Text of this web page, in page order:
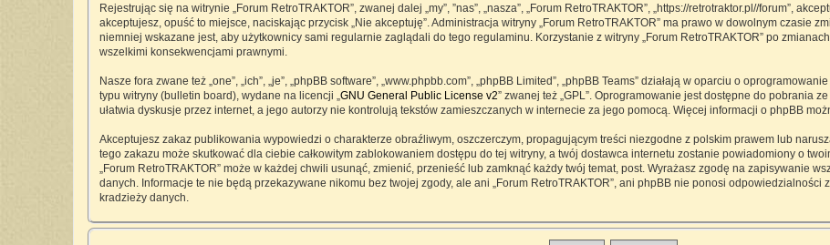
Rejestrując się na witrynie „Forum RetroTRAKTOR”, zwanej dalej „my”, ”nas”, „nasza”, „Forum RetroTRAKTOR”, „https://retrotraktor.pl//forum”,
akceptujesz, opuść to miejsce, naciskając przycisk „Nie akceptuję”. Administracja witryny „Forum RetroTRAKTOR” ma prawo w dowolnym czasie
niemniej wskazane jest, aby użytkownicy sami regularnie zaglądali do tego regulaminu. Korzystanie z witryny „Forum RetroTRAKTOR” po
wszelkimi konsekwencjami prawnymi.
Nasze fora zwane też „one”, „ich”, „je”, „phpBB software”, „www.phpbb.com”, „phpBB Limited”, „phpBB Teams” działają w oparciu o
typu witryny (bulletin board), wydane na licencji „ GNU General Public License v2” zwanej też „GPL”. Oprogramowanie jest dostępne do pobrania
ułatwia dyskusje przez internet, a jego autorzy nie kontrolują tekstów zamieszczanych w internecie za jego pomocą. Więcej informacji o phpBB
Akceptujesz zakaz publikowania wypowiedzi o charakterze obraźliwym, oszczerczym, propagującym treści niezgodne z polskim prawem lub
tego zakazu może skutkować dla ciebie całkowitym zablokowaniem dostępu do tej witryny, a twój dostawca internetu zostanie powiadomiony o
„Forum RetroTRAKTOR” może w każdej chwili usunąć, zmienić, przenieść lub zamknąć każdy twój temat, post. Wyrażasz zgodę na zapisywanie
danych. Informacje te nie będą przekazywane nikomu bez twojej zgody, ale ani „Forum RetroTRAKTOR”, ani phpBB nie ponosi odpowiedzialności
kradzieży danych.